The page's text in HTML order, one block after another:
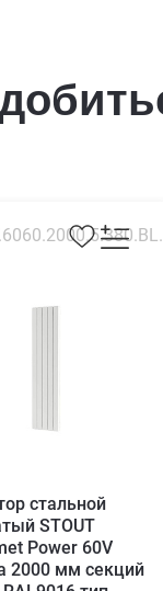
стальной
STOUT
Power 60V
2000 мм секций